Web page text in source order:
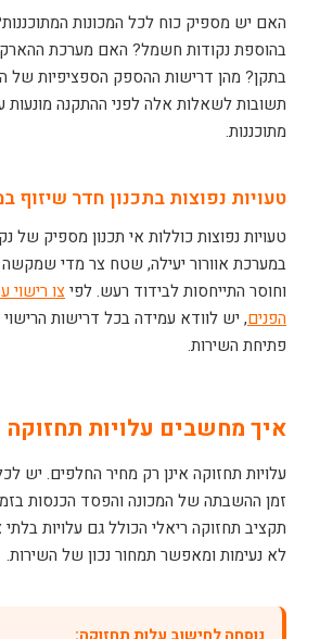
האם יש מספיק כוח לכל המכונות
בהוספת נקודות חשמל? האם מערכת
בתקן? מהן דרישות ההספק הספציפיות של
תשובות לשאלות אלה לפני ההתקנה מונעות
מתוכננות.
טעויות נפוצות בתכנון חדר שיזוף
טעויות נפוצות כוללות אי תכנון מספיק של
במערכת אוורור יעילה, שטח צר מדי שמקשה
וחוסר התייחסות לבידוד רעש. לפיצו
הפנים, יש לוודא עמידה בכל דרישות הרישוי
פתיחת השירות.
איך מחשבים עלויות
עלויות תחזוקה אינן רק מחיר החלפים. יש
זמן ההשבתה של המכונה והפסד הכנסות בזמן
תקציב תחזוקה ריאלי הכולל גם עלויות בלתי
לא נעימות ומאפשר תמחור נכון של השירות.